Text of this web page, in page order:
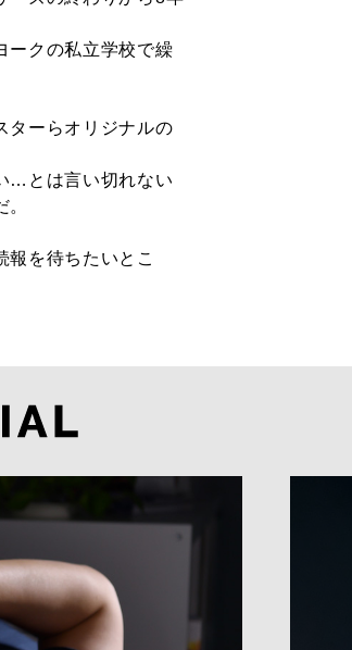
ークの私立学校で繰
ターらオリジナルの
…とは言い切れない
報を待ちたいとこ